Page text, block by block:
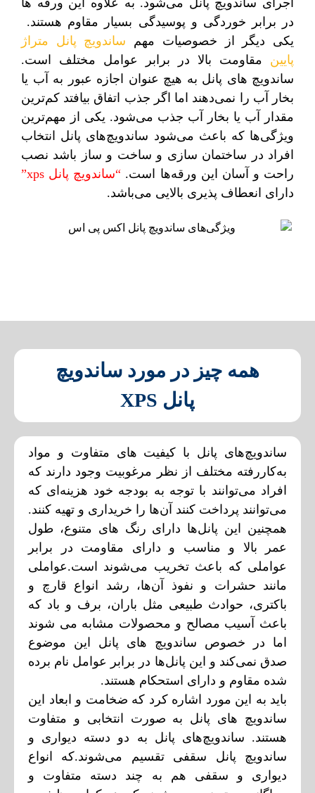
اجرای ساندویچ پانل می‌شود. به علاوه این ورقه ها
در برابر خوردگی و پوسیدگی بسیار مقاوم هستند.
یکی دیگر از خصوصیات مهم
ساندویچ پانل متراژ
پایین
مقاومت بالا در برابر عوامل مختلف است.
ساندویچ های پانل به هیچ عنوان اجازه عبور به آب یا
بخار آب را نمی‌دهند اما اگر جذب اتفاق بیافتد کم‌ترین
مقدار آب یا بخار آب جذب می‌شود. یکی از مهم‌ترین
ویژگی‌ها که باعث می‌شود ساندویچ‌های پانل انتخاب
افراد در ساختمان سازی و ساخت و ساز باشد نصب
راحت و آسان این ورقه‌ها است. “ساندویچ پانل xps”
دارای انعطاف پذیری بالایی می‌باشد.
همه چیز در مورد ساندویچ
پانل XPS
ساندویچ‌های پانل با کیفیت های متفاوت و مواد
به‌کاررفته مختلف از نظر مرغوبیت وجود دارند که
افراد می‌توانند با توجه به بودجه خود هزینه‌ای که
می‌توانند پرداخت کنند آن‌ها را خریداری و تهیه کنند.
همچنین این پانل‌ها دارای رنگ های متنوع، طول
عمر بالا و مناسب و دارای مقاومت در برابر
عواملی که باعث تخریب می‌شوند است.عواملی
مانند حشرات و نفوذ آن‌ها، رشد انواع قارچ و
باکتری، حوادث طبیعی مثل باران، برف و باد که
باعث آسیب مصالح و محصولات مشابه می شوند
اما در خصوص ساندویچ های پانل این موضوع
صدق نمی‌کند و این پانل‌ها در برابر عوامل نام برده
شده مقاوم و دارای استحکام هستند.
باید به این مورد اشاره کرد که ضخامت و ابعاد این
ساندویچ های پانل به صورت انتخابی و متفاوت
هستند. ساندویچ‌های پانل به دو دسته دیواری و
ساندویچ پانل سقفی تقسیم می‌شوند.که انواع
دیواری و سقفی هم به چند دسته متفاوت و